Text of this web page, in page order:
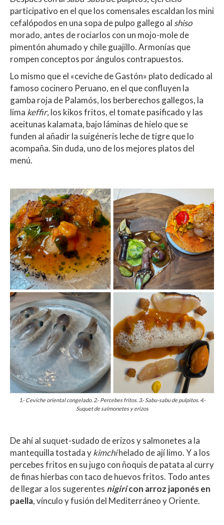
participativo en el que los comensales escaldan los mini
cefalópodos en una sopa de pulpo gallego al shiso
morado, antes de rociarlos con un mojo-mole de
pimentón ahumado y chile guajillo. Armonías que
rompen conceptos por ángulos contrapuestos.
Lo mismo que el «ceviche de Gastón» plato dedicado al
famoso cocinero Peruano, en el que confluyen la
gamba roja de Palamós, los berberechos gallegos, la
lima keffir, los kikos fritos, el tomate pasificado y las
aceitunas kalamata, bajo láminas de hielo que se
funden al añadir la suigéneris leche de tigre que lo
acompaña. Sin duda, uno de los mejores platos del
menú.
1.- Ceviche oriental congelado. 2.- Percebes fritos. 3.- Sabu-sabu de pulpitos. 4.-
Suquet de salmonetes y erizos
De ahí al suquet-sudado de erizos y salmonetes a la
mantequilla tostada ykimchihelado de ají limo. Y a los
percebes fritos en su jugo con ñoquis de patata al curry
de finas hierbas con taco de huevos fritos. Todo antes
de llegar a los sugerentes nigiricon arroz japonés en
paella, vínculo y fusión del Mediterráneo y Oriente.